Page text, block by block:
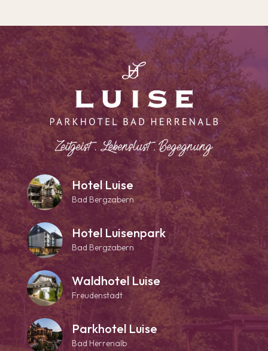
Hotel Luise
Bad Bergzabern
Hotel Luisenpark
Bad Bergzabern
Waldhotel Luise
Freudenstadt
Parkhotel Luise
Bad Herrenalb